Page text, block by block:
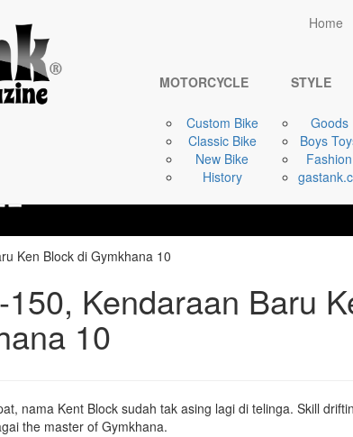
Home
MOTORCYCLE
Custom Bike
Classic Bike
New Bike
History
STYLE
Goods
Boys
Fashion
Kendaraan Baru
10
nama Kent Block sudah tak asing lagi di telinga. Skill
the master of Gymkhana.